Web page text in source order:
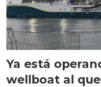
Ya está
wellboat al